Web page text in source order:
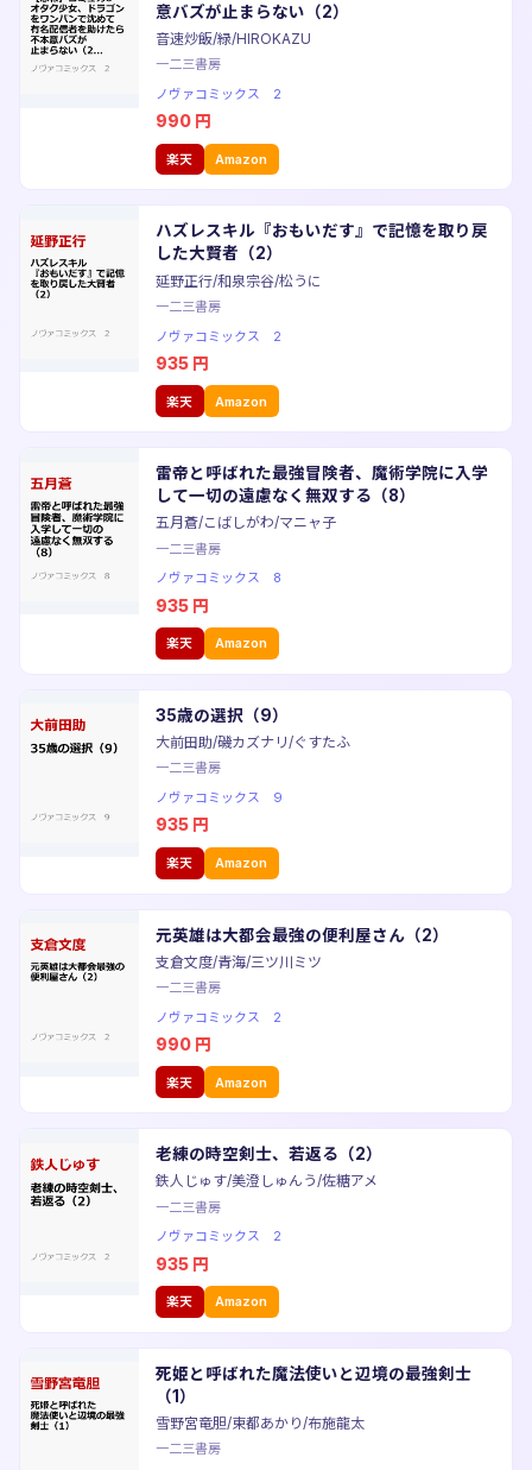
意バズが止まらない（2）
音速炒飯/緑/HIROKAZU
一二三書房
ノヴァコミックス 2
990 円
楽天 Amazon
ハズレスキル『おもいだす』で記憶を取り戻
した大賢者（2）
延野正行/和泉宗谷/松うに
一二三書房
ノヴァコミックス 2
935 円
楽天 Amazon
雷帝と呼ばれた最強冒険者、魔術学院に入学
して一切の遠慮なく無双する（8）
五月蒼/こばしがわ/マニャ子
一二三書房
ノヴァコミックス 8
935 円
楽天 Amazon
35歳の選択（9）
大前田助/磯カズナリ/ぐすたふ
一二三書房
ノヴァコミックス 9
935 円
楽天 Amazon
元英雄は大都会最強の便利屋さん（2）
支倉文度/青海/三ツ川ミツ
一二三書房
ノヴァコミックス 2
990 円
楽天 Amazon
老練の時空剣士、若返る（2）
鉄人じゅす/美澄しゅんう/佐糖アメ
一二三書房
ノヴァコミックス 2
935 円
楽天 Amazon
死姫と呼ばれた魔法使いと辺境の最強剣士
（1）
雪野宮竜胆/東都あかり/布施龍太
一二三書房